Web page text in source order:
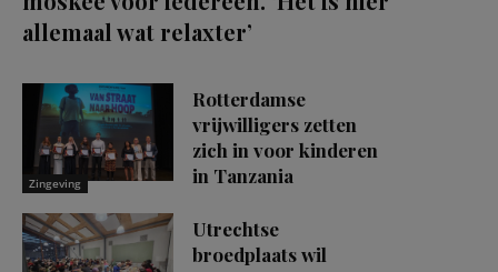
allemaal wat relaxter’
Zingeving
Rotterdamse
vrijwilligers zetten
zich in voor kinderen
in Tanzania
Utrechtse
broedplaats wil